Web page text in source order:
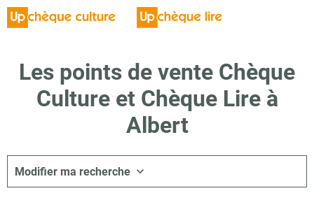
Les points de vente Chèque
Culture et Chèque Lire à
Albert
Modifier ma recherche